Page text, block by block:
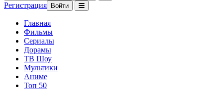
Регистрация Войти
Главная
Фильмы
Сериалы
Дорамы
ТВ Шоу
Мультики
Аниме
Топ 50